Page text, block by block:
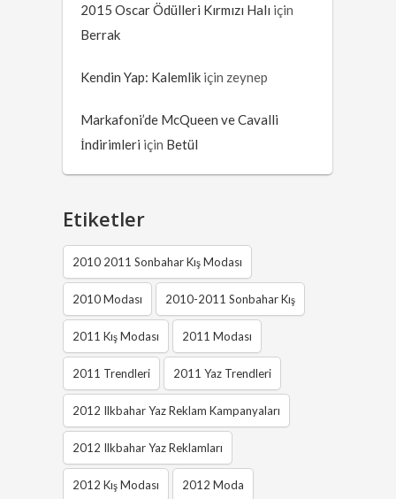
2015 Oscar Ödülleri Kırmızı Halı için
Berrak
Kendin Yap: Kalemlik için zeynep
Markafoni’de McQueen ve Cavalli
İndirimleri için Betül
Etiketler
2010 2011 Sonbahar Kış Modası
2010 Modası 2010-2011 Sonbahar Kış
2011 Kış Modası 2011 Modası
2011 Trendleri 2011 Yaz Trendleri
2012 Ilkbahar Yaz Reklam Kampanyaları
2012 Ilkbahar Yaz Reklamları
2012 Kış Modası 2012 Moda